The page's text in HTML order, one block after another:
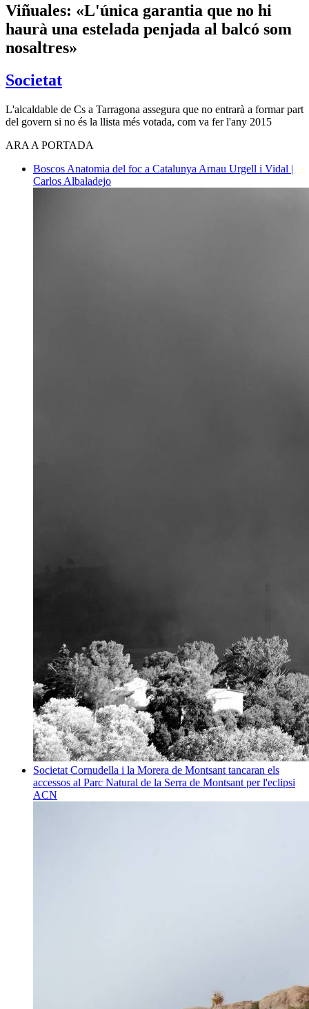
Viñuales: «L'única garantia que no hi
haurà una estelada penjada al balcó som
nosaltres»
Societat
L'alcaldable de Cs a Tarragona assegura que no entrarà a formar part
del govern si no és la llista més votada, com va fer l'any 2015
ARA A PORTADA
Boscos Anatomia del foc a Catalunya Arnau Urgell i Vidal |
Carlos Albaladejo
Societat Cornudella i la Morera de Montsant tancaran els
accessos al Parc Natural de la Serra de Montsant per l'eclipsi
ACN